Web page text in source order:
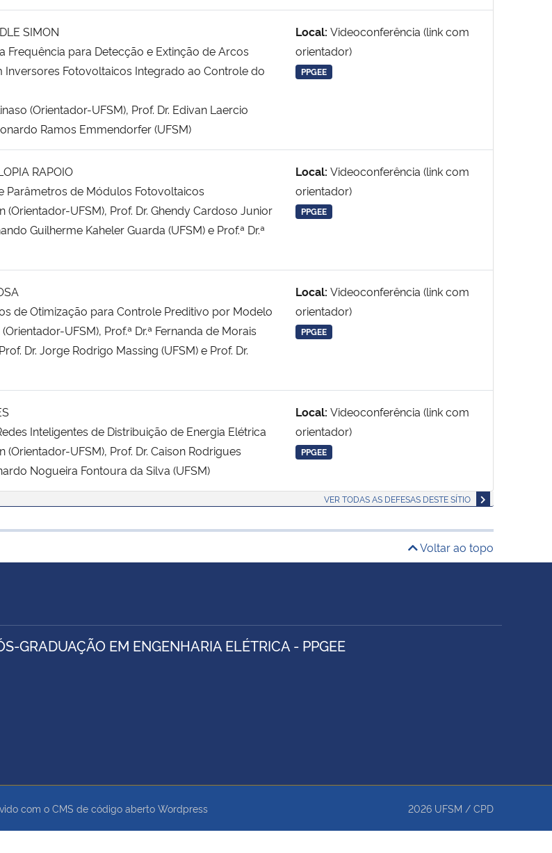
SIMON
Frequência para Detecção e Extinção de Arcos
Inversores Fotovoltaicos Integrado ao Controle do
(Orientador-UFSM), Prof. Dr. Edivan Laercio
Ramos Emmendorfer (UFSM)
Local:Videoconferência (link com
orientador)
PPGEE
RAPOIO
Parâmetros de Módulos Fotovoltaicos
(Orientador-UFSM), Prof. Dr. Ghendy Cardoso Junior
Guilherme Kaheler Guarda (UFSM) e Prof.ª Dr.ª
Local:Videoconferência (link com
orientador)
PPGEE
de Otimização para Controle Preditivo por Modelo
UFSM), Prof.ª Dr.ª Fernanda de Morais
Dr. Jorge Rodrigo Massing (UFSM) e Prof. Dr.
Local:Videoconferência (link com
orientador)
PPGEE
Inteligentes de Distribuição de Energia Elétrica
(Orientador-UFSM), Prof. Dr. Caison Rodrigues
Nogueira Fontoura da Silva (UFSM)
Local:Videoconferência (link com
orientador)
PPGEE
VER TODAS AS DEFESAS DESTE SÍTIO
Voltar ao topo
GRADUAÇÃO EM ENGENHARIA ELÉTRICA - PPGEE
com o CMS de código aberto Wordpress 2026 UFSM / CPD